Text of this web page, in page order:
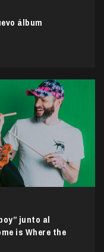
álbum
junto al
is Where the